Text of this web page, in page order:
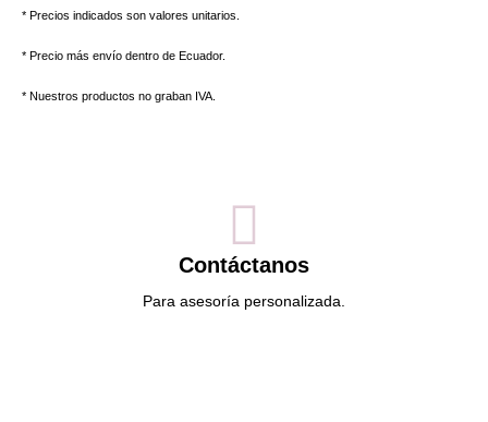
* Precios indicados son valores unitarios.
* Precio más envío dentro de Ecuador.
* Nuestros productos no graban IVA.
Contáctanos
Para asesoría personalizada.